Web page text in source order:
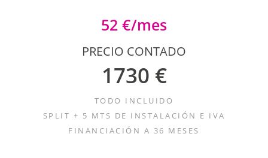
52 €/mes
PRECIO CONTADO
1730 €
TODO INCLUIDO
SPLIT + 5 MTS DE INSTALACIÓN E IVA
FINANCIACIÓN A 36 MESES